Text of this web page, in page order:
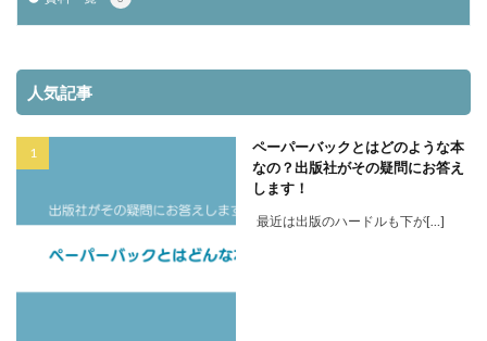
人気記事
ペーパーバックとはどのような本
なの？出版社がその疑問にお答え
します！
最近は出版のハードルも下が[…]